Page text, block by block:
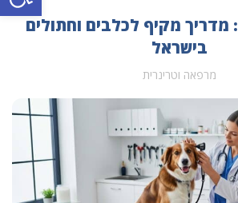
חיסונים 2026: מדריך מקיף לכלבים וחתולים
בישראל
מרפאה וטרינרית